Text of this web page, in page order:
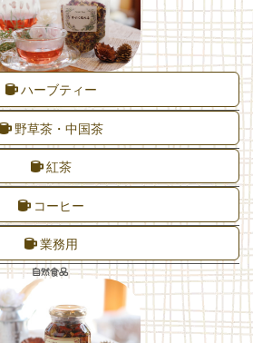
ハーブティー
野草茶・中国茶
紅茶
コーヒー
業務用
自然食品